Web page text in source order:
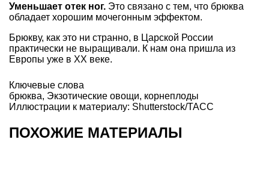
Уменьшает отек ног. Это связано с тем, что брюква
обладает хорошим мочегонным эффектом.
Брюкву, как это ни странно, в Царской России
практически не выращивали. К нам она пришла из
Европы уже в XX веке.
Ключевые слова
брюква, Экзотические овощи, корнеплоды
Иллюстрации к материалу: Shutterstock/ТАСС
ПОХОЖИЕ МАТЕРИАЛЫ